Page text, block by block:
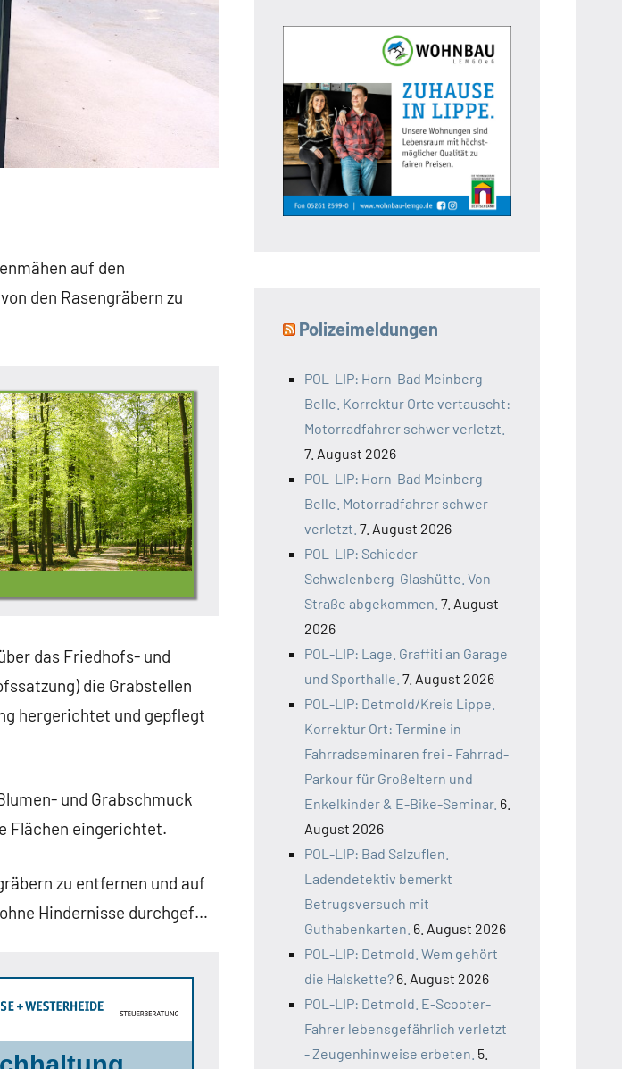
auf den
den Rasengräbern zu
das Friedhofs- und
die Grabstellen
hergerichtet und gepflegt
und Grabschmuck
Flächen eingerichtet.
zu entfernen und auf
Hindernisse durchgef…
Polizeimeldungen
POL-LIP: Horn-Bad Meinberg-
Belle. Korrektur Orte vertauscht:
Motorradfahrer schwer verletzt.
7. August 2026
POL-LIP: Horn-Bad Meinberg-
Belle. Motorradfahrer schwer
verletzt. 7. August 2026
POL-LIP: Schieder-
Schwalenberg-Glashütte. Von
Straße abgekommen. 7. August
2026
POL-LIP: Lage. Graffiti an Garage
und Sporthalle. 7. August 2026
POL-LIP: Detmold/Kreis Lippe.
Korrektur Ort: Termine in
Fahrradseminaren frei - Fahrrad-
Parkour für Großeltern und
Enkelkinder & E-Bike-Seminar. 6.
August 2026
POL-LIP: Bad Salzuflen.
Ladendetektiv bemerkt
Betrugsversuch mit
Guthabenkarten. 6. August 2026
POL-LIP: Detmold. Wem gehört
die Halskette? 6. August 2026
POL-LIP: Detmold. E-Scooter-
Fahrer lebensgefährlich verletzt
- Zeugenhinweise erbeten. 5.